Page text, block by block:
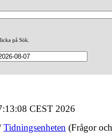
på Sök.
CEST 2026
Tidningsenheten (Frågor